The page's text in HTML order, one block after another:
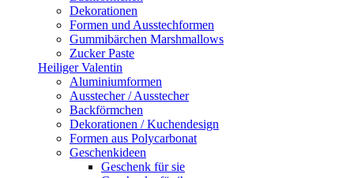
Dekorationen
Formen und Ausstechformen
Gummibärchen Marshmallows
Zucker Paste
Heiliger Valentin
Aluminiumformen
Ausstecher / Ausstecher
Backförmchen
Dekorationen / Kuchendesign
Formen aus Polycarbonat
Geschenkideen
Geschenk für sie